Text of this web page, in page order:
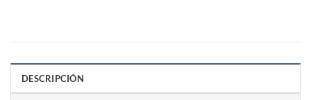
DESCRIPCIÓN